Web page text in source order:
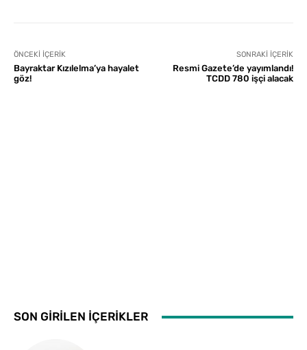
ÖNCEKI İÇERIK
Bayraktar Kızılelma’ya hayalet
göz!
SONRAKI İÇERIK
Resmi Gazete’de yayımlandı!
TCDD 780 işçi alacak
SON GİRİLEN İÇERİKLER